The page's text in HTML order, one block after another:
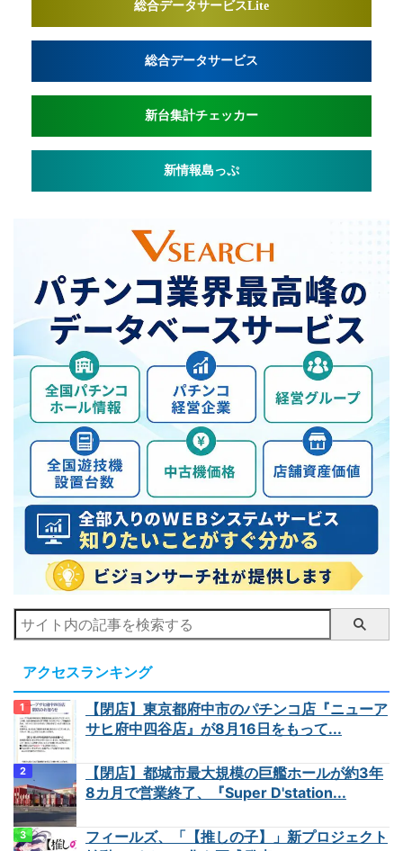
総合データサービスLite
総合データサービス
新台集計チェッカー
新情報島っぷ
アクセスランキング
【閉店】東京都府中市のパチンコ店『ニューア
サヒ府中四谷店』が8月16日をもって...
【閉店】都城市最大規模の巨艦ホールが約3年
8カ月で営業終了、『Super D'station...
フィールズ、「【推しの子】」新プロジェクト